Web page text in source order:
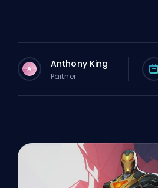
A Anthony King
Partner